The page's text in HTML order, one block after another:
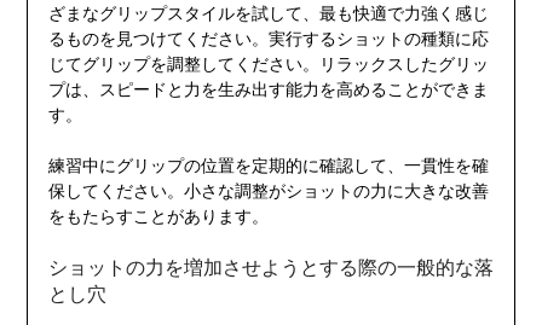
ざまなグリップスタイルを試して、最も快適で力強く感じ
るものを見つけてください。実行するショットの種類に応
じてグリップを調整してください。リラックスしたグリッ
プは、スピードと力を生み出す能力を高めることができま
す。
練習中にグリップの位置を定期的に確認して、一貫性を確
保してください。小さな調整がショットの力に大きな改善
をもたらすことがあります。
ショットの力を増加させようとする際の一般的な落
とし穴